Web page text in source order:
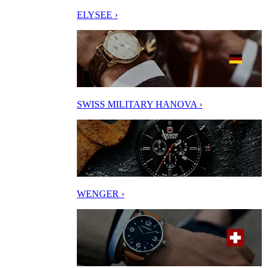
ELYSEE ›
SWISS MILITARY HANOVA ›
WENGER ›